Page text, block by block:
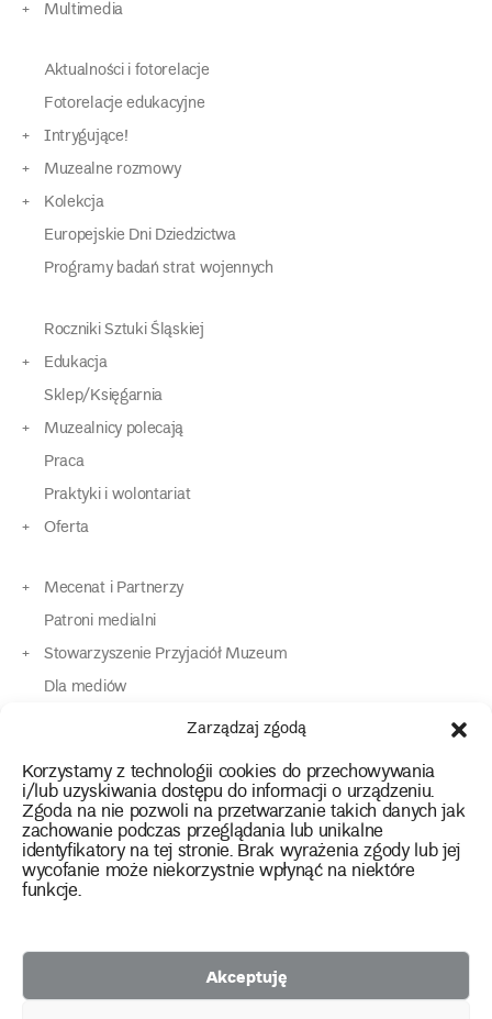
Zarządzaj zgodą
Korzystamy z technologii cookies do przechowywania
i/lub uzyskiwania dostępu do informacji o urządzeniu.
Zgoda na nie pozwoli na przetwarzanie takich danych jak
zachowanie podczas przeglądania lub unikalne
identyfikatory na tej stronie. Brak wyrażenia zgody lub jej
wycofanie może niekorzystnie wpłynąć na niektóre
funkcje.
Akceptuję
Multimedia
Aktualności i fotorelacje
Fotorelacje edukacyjne
Intrygujące!
Muzealne rozmowy
Kolekcja
Europejskie Dni Dziedzictwa
Programy badań strat wojennych
Roczniki Sztuki Śląskiej
Edukacja
Sklep/Księgarnia
Muzealnicy polecają
Praca
Praktyki i wolontariat
Oferta
Mecenat i Partnerzy
Patroni medialni
Stowarzyszenie Przyjaciół Muzeum
Dla mediów
Dla osób o specjalnych potrzebach
Kontakt
instagram
twitterfacebookyoutube
tiktok
2026 Copyright by Muzeum Narodowe we Wrocławiu
Polityka prywatności